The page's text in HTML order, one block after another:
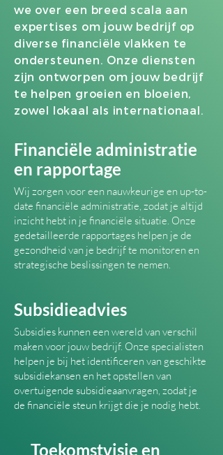
we over een breed scala aan
expertises om jouw bedrijf op
diverse financiële vlakken te
ondersteunen. Onze diensten
zijn ontworpen om jouw bedrijf
te helpen groeien en bloeien,
zowel lokaal als internationaal.
Financiële administratie
en rapportage
Wij zorgen voor een nauwkeurige en up-to-
date financiële administratie, zodat je altijd
inzicht hebt in je financiële situatie. Onze
gedetailleerde rapportages helpen je de
gezondheid van je bedrijf te monitoren en
strategische beslissingen te nemen.
Subsidieadvies
Subsidies kunnen een wereld van verschil
maken voor jouw bedrijf. Onze specialisten
helpen je bij het identificeren van geschikte
subsidiekansen en het opstellen van
overtuigende subsidieaanvragen, zodat je
de financiële steun krijgt die je nodig hebt.
Toekomstvisie en